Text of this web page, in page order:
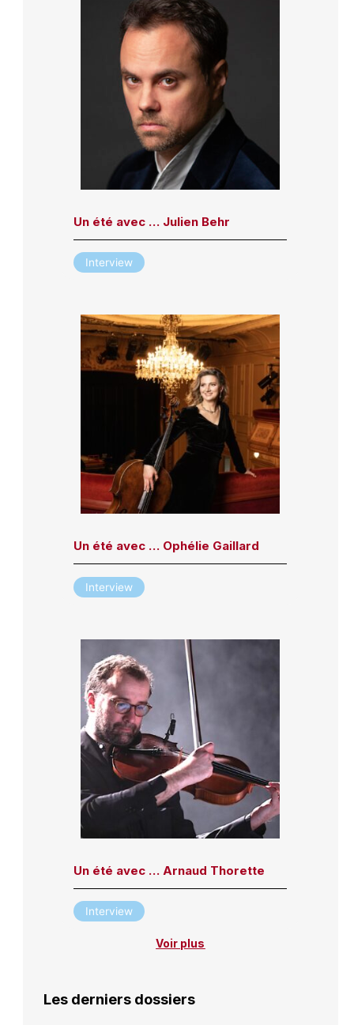
Un été avec … Julien Behr
Interview
Un été avec … Ophélie Gaillard
Interview
Un été avec … Arnaud Thorette
Interview
Voir plus
Les derniers dossiers